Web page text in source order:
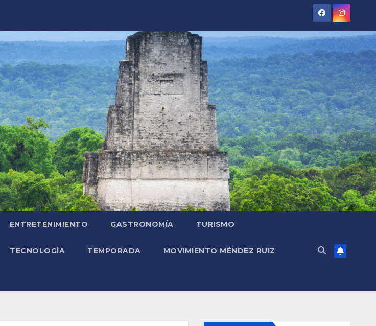
ENTRETENIMIENTO GASTRONOMÍA TURISMO
TECNOLOGÍA TEMPORADA MOVIMIENTO MÉNDEZ RUIZ